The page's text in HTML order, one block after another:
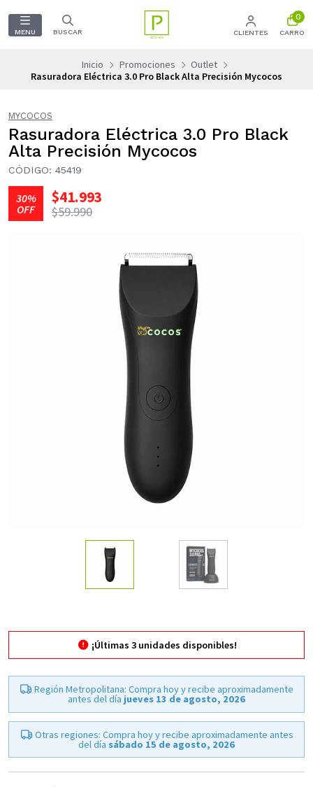
MENU BUSCAR CLIENTES
0
CARRO
Inicio Promociones
Outlet
Rasuradora Eléctrica 3.0 Pro Black Alta Precisión Mycocos
MYCOCOS
Rasuradora Eléctrica 3.0 Pro Black
Alta Precisión Mycocos
CÓDIGO: 45419
30%
OFF
$41.993
$59.990
¡Últimas 3unidades disponibles!
Región Metropolitana: Compra hoy y recibe aproximadamente
antes del día jueves 13 de agosto, 2026
Otras regiones: Compra hoy y recibe aproximadamente antes
del día sábado 15 de agosto, 2026